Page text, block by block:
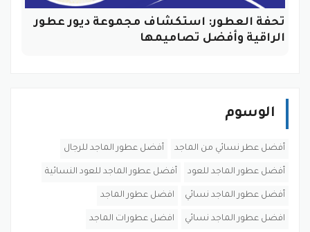
تحفة العطور: استكشاف مجموعة ديور عطور
الراقية وأفضل تصاميمها
الوسوم
أفضل عطر نسائي من الماجد أفضل عطور الماجد للرجال
أفضل عطور الماجد للعود أفضل عطور الماجد للعود النسائية
أفضل عطور الماجد نسائي افضل عطور الماجد
افضل عطور الماجد نسائي افضل عطورات الماجد